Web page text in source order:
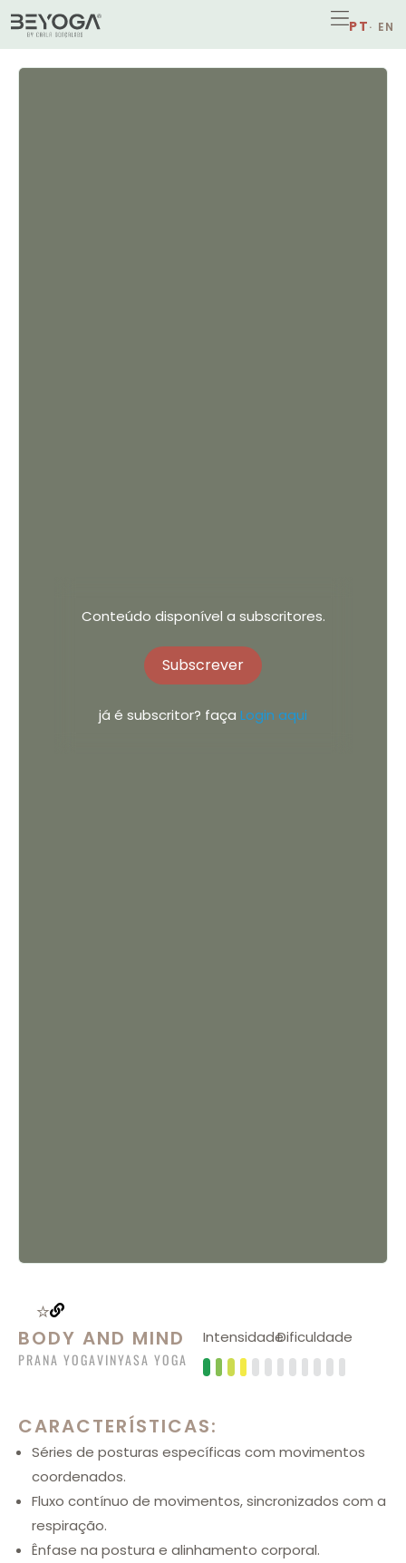
Conteúdo disponível a subscritores.
Subscrever
já é subscritor? faça Login aqui
BODY AND MIND
PRANA YOGAVINYASA YOGA
IntensidadeDificuldade
CARACTERÍSTICAS:
Séries de posturas específicas com movimentos
coordenados.
Fluxo contínuo de movimentos, sincronizados com a
respiração.
Ênfase na postura e alinhamento corporal.